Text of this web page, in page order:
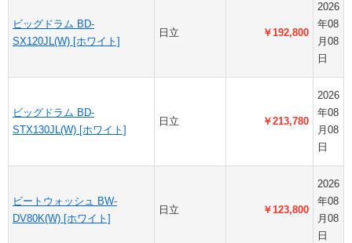
ビッグドラム BD-
SX120JL(W) [ホワイト]
日立 ￥192,800
2026
年08
月08
日
ビッグドラム BD-
STX130JL(W) [ホワイト]
日立 ￥213,780
2026
年08
月08
日
ビートウォッシュ BW-
DV80K(W) [ホワイト]
日立 ￥123,800
2026
年08
月08
日